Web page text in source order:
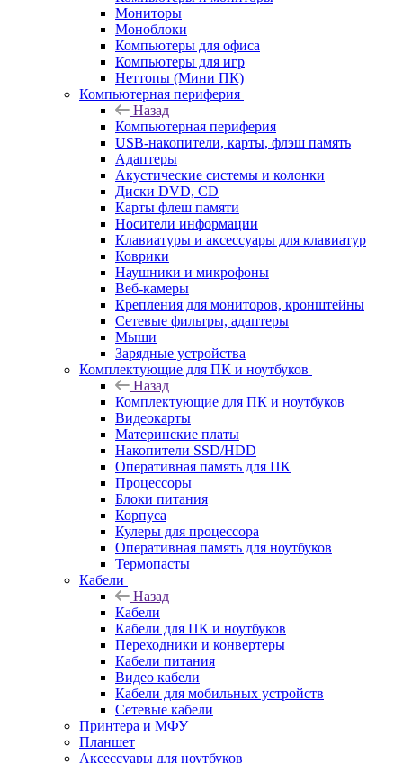
Мониторы
Моноблоки
Компьютеры для офиса
Компьютеры для игр
Неттопы (Мини ПК)
Компьютерная периферия
Назад
Компьютерная периферия
USB-накопители, карты, флэш память
Адаптеры
Акустические системы и колонки
Диски DVD, CD
Карты флеш памяти
Носители информации
Клавиатуры и аксессуары для клавиатур
Коврики
Наушники и микрофоны
Веб-камеры
Крепления для мониторов, кронштейны
Сетевые фильтры, адаптеры
Мыши
Зарядные устройства
Комплектующие для ПК и ноутбуков
Назад
Комплектующие для ПК и ноутбуков
Видеокарты
Материнские платы
Накопители SSD/HDD
Оперативная память для ПК
Процессоры
Блоки питания
Корпуса
Кулеры для процессора
Оперативная память для ноутбуков
Термопасты
Кабели
Назад
Кабели
Кабели для ПК и ноутбуков
Переходники и конвертеры
Кабели питания
Видео кабели
Кабели для мобильных устройств
Сетевые кабели
Принтера и МФУ
Планшет
Аксессуары для ноутбуков